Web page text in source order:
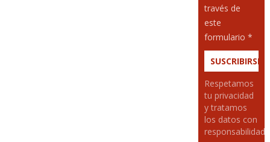
través de
este
formulario *
Respetamos
tu privacidad
y tratamos
los datos con
responsabilidad